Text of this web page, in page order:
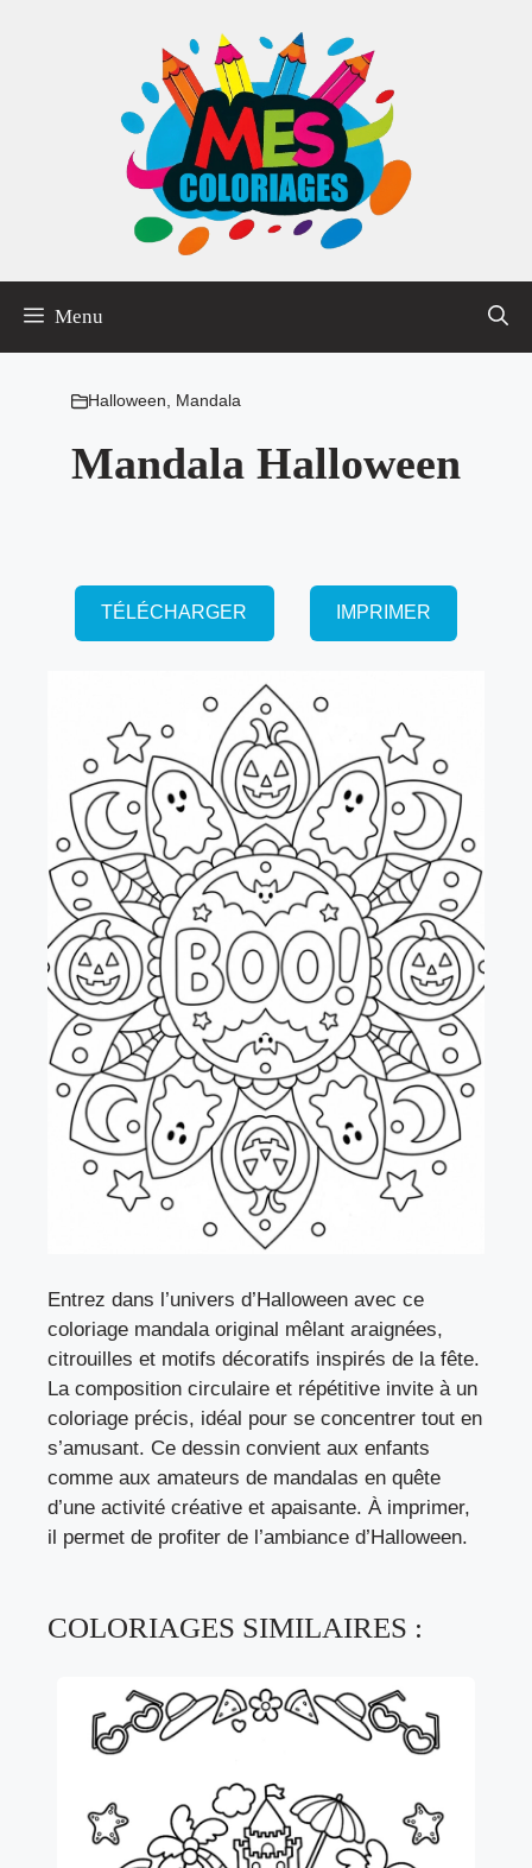
Menu
Halloween, Mandala
Mandala Halloween
TÉLÉCHARGER IMPRIMER
Entrez dans l’univers d’Halloween avec ce
coloriage mandala original mêlant araignées,
citrouilles et motifs décoratifs inspirés de la fête.
La composition circulaire et répétitive invite à un
coloriage précis, idéal pour se concentrer tout en
s’amusant. Ce dessin convient aux enfants
comme aux amateurs de mandalas en quête
d’une activité créative et apaisante. À imprimer,
il permet de profiter de l’ambiance d’Halloween.
COLORIAGES SIMILAIRES :